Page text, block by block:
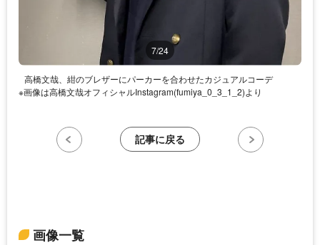
7/24
高橋文哉、紺のブレザーにパーカーを合わせたカジュアルコーデ
※画像は高橋文哉オフィシャルInstagram(fumiya_0_3_1_2)より
記事に戻る
画像一覧